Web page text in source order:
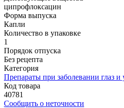
ципрофлоксацин
Форма выпуска
Капли
Количество в упаковке
1
Порядок отпуска
Без рецепта
Категория
Препараты при заболевании глаз и
Код товара
40781
Сообщить о неточности